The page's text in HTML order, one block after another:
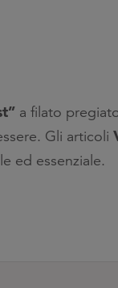
a filato
Gli articoli
ed essenziale.